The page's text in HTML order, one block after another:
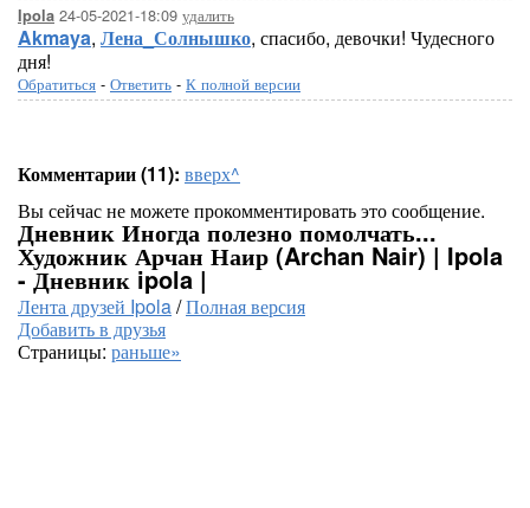
Ipola 24-05-2021-18:09 удалить
Akmaya, Лена_Солнышко, спасибо, девочки! Чудесного
дня!
Обратиться - Ответить - К полной версии
Комментарии (11): вверх^
Вы сейчас не можете прокомментировать это сообщение.
Дневник Иногда полезно помолчать...
Художник Арчан Наир (Archan Nair) | Ipola
- Дневник ipola |
Лента друзей Ipola/Полная версия
Добавить в друзья
Страницы: раньше»